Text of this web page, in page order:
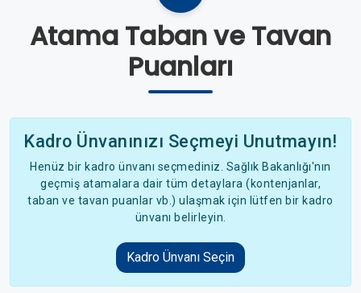
Atama Taban ve Tavan
Puanları
Kadro Ünvanınızı Seçmeyi Unutmayın!
Henüz bir kadro ünvanı seçmediniz. Sağlık Bakanlığı'nın
geçmiş atamalara dair tüm detaylara (kontenjanlar,
taban ve tavan puanlar vb.) ulaşmak için lütfen bir kadro
ünvanı belirleyin.
Kadro Ünvanı Seçin